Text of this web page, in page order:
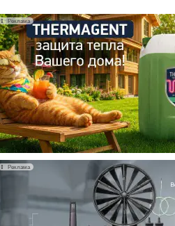
Учёные ЮУрГУ
каскадную
объединяющую
геотермальную
Природосберегающие
ВЧЕРА
Для Арктики
технологию защиты
ветрогенераторов
Разработка учитывает
мерзлоты, обледенения
ВЧЕРА
Гибридный
с одним общим
Исследователи
конструкцию
Реклама
Реклама